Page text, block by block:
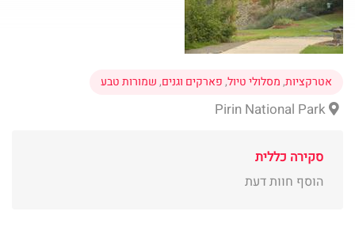
אטרקציות,מסלולי טיול,פארקים וגנים,שמורות טבע
סקירה כללית
הוסף חוות דעת